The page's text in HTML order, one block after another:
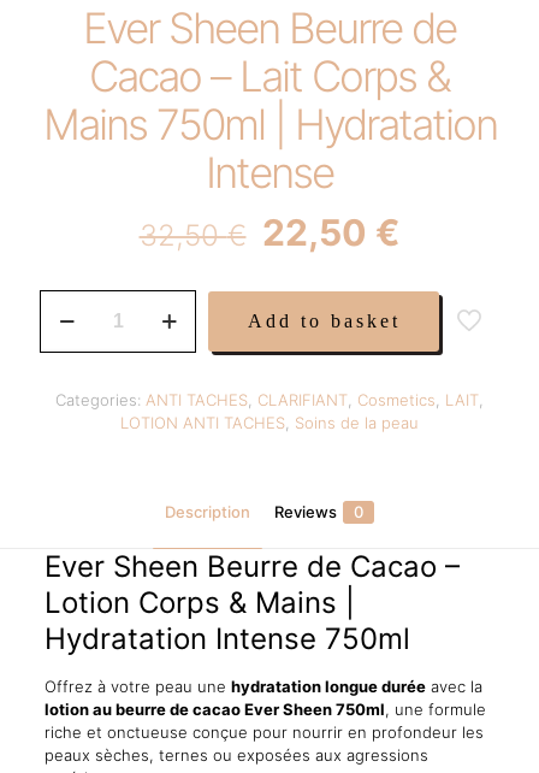
Ever Sheen Beurre de
Cacao – Lait Corps &
Mains 750ml | Hydratation
Intense
32,50€ Original
price
was:
32,50 €.
22,50 €
is:
22,50 €.
Sheen
Cacao
Hydratation
Intense
quantity
Add to basket
Categories: ANTI TACHES CLARIFIANT Cosmetics LAIT
LOTION ANTI TACHES Soins de la peau
Description Reviews 0
Ever Sheen Beurre de Cacao –
Lotion Corps & Mains |
Hydratation Intense 750ml
Offrez à votre peau une hydratation longue duréeavec la
lotion au beurre de cacao Ever Sheen 750ml, une formule
riche et onctueuse conçue pour nourrir en profondeur les
peaux sèches, ternes ou exposées aux agressions